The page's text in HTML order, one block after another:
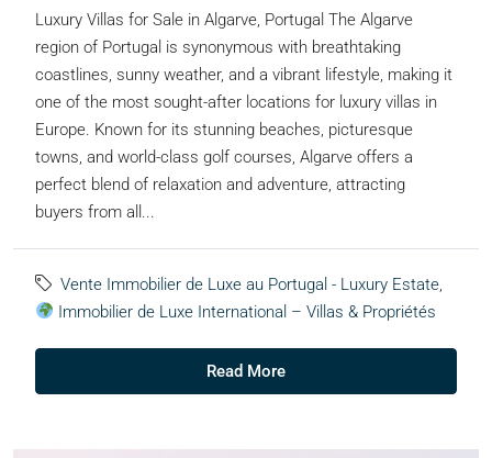
Luxury Villas for Sale in Algarve, Portugal The Algarve
region of Portugal is synonymous with breathtaking
coastlines, sunny weather, and a vibrant lifestyle, making it
one of the most sought-after locations for luxury villas in
Europe. Known for its stunning beaches, picturesque
towns, and world-class golf courses, Algarve offers a
perfect blend of relaxation and adventure, attracting
buyers from all...
Vente Immobilier de Luxe au Portugal - Luxury Estate,
Immobilier de Luxe International – Villas & Propriétés
Read More